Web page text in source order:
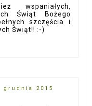
wspaniałych,
Świąt Bożego
szczęścia i
Świąt!! :-)
grudnia 2015